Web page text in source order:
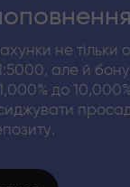
не тільки
але й
1,000% до